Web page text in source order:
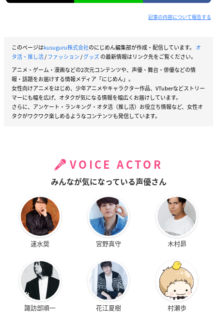
記事の内容について報告する
このページはkusuguru株式会社のにじめん編集部が作成・配信しています。 オ
タ活・推し活/ファッション/グッズの最新情報はリンク先をご覧ください。
アニメ・ゲーム・漫画などの2次元コンテンツや、声優・舞台・俳優などの情
報・話題をお届けする情報メディア「にじめん」。
女性向けアニメをはじめ、少年アニメやキャラクター作品、VTuberなどストリー
マーにも幅を広げ、オタクが気になる情報を幅広くお届けしています。
さらに、アンケート・ランキング・オタ活（推し活）お役立ち情報など、女性オ
タクがワクワク楽しめるようなコンテンツも発信しています。
VOICE ACTOR
みんなが気になっている声優さん
速水奨 宮野真守 木村昴
諏訪部順一 花江夏樹 村瀬歩